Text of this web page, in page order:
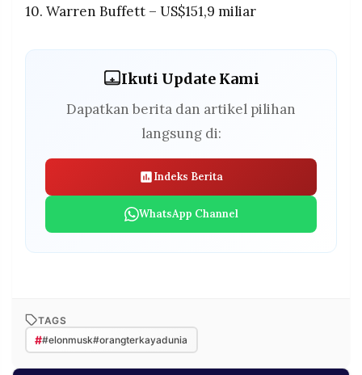
10. Warren Buffett – US$151,9 miliar
Ikuti Update Kami
Dapatkan berita dan artikel pilihan
langsung di:
Indeks Berita
WhatsApp Channel
TAGS
##elonmusk#orangterkayadunia